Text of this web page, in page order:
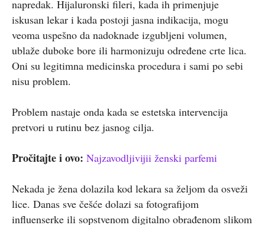
napredak. Hijaluronski fileri, kada ih primenjuje
iskusan lekar i kada postoji jasna indikacija, mogu
veoma uspešno da nadoknade izgubljeni volumen,
ublaže duboke bore ili harmonizuju određene crte lica.
Oni su legitimna medicinska procedura i sami po sebi
nisu problem.
Problem nastaje onda kada se estetska intervencija
pretvori u rutinu bez jasnog cilja.
Pročitajte i ovo: Najzavodljivijii ženski parfemi
Nekada je žena dolazila kod lekara sa željom da osveži
lice. Danas sve češće dolazi sa fotografijom
influenserke ili sopstvenom digitalno obrađenom slikom